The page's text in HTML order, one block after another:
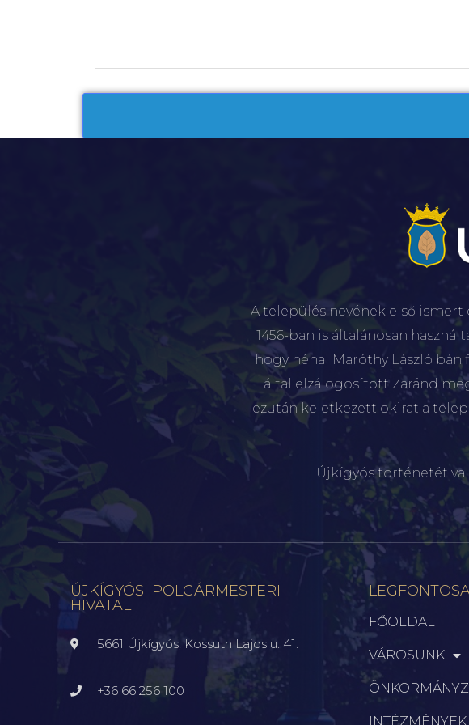
A település nevének első ismert
1456-ban is általánosan
hogy néhai Maróthy László bán
által elzálogosított Zaránd
ezután keletkezett okirat a
Újkígyós történetét
ÚJKÍGYÓSI POLGÁRMESTERI
HIVATAL
5661 Újkígyós, Kossuth Lajos u. 41.
+36 66 256 100
FŐOLDAL
VÁROSUNK
INTÉZMÉNYEK